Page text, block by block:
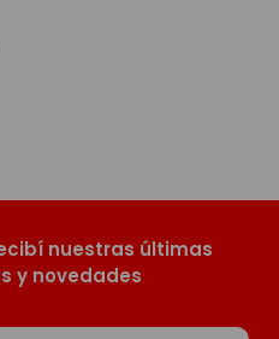
nuestras últimas
y novedades